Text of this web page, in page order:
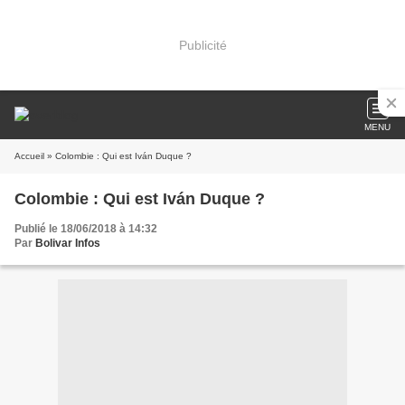
Publicité
MENU
Accueil » Colombie : Qui est Iván Duque ?
Colombie : Qui est Iván Duque ?
Publié le 18/06/2018 à 14:32
Par Bolivar Infos